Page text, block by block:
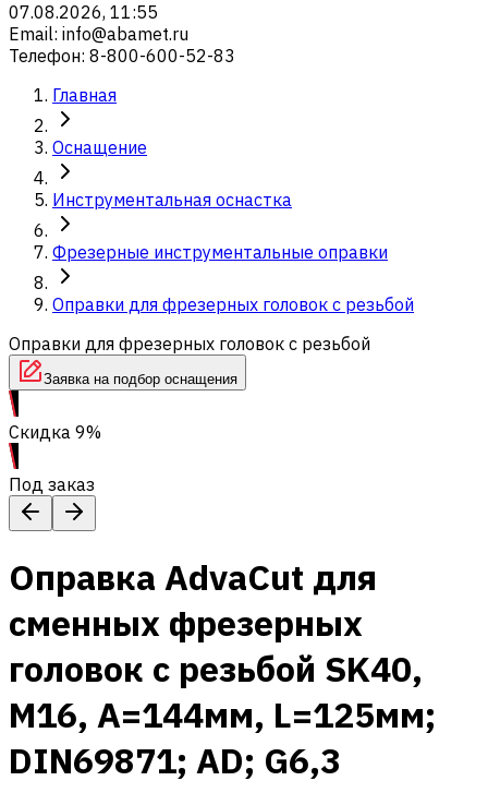
07.08.2026, 11:55
Email: info@abamet.ru
Телефон: 8-800-600-52-83
Главная
Оснащение
Инструментальная оснастка
Фрезерные инструментальные оправки
Оправки для фрезерных головок с резьбой
Оправки для фрезерных головок с резьбой
Заявка на подбор оснащения
Скидка 9%
Под заказ
Оправка AdvaCut для
сменных фрезерных
головок с резьбой SK40,
M16, A=144мм, L=125мм;
DIN69871; AD; G6,3